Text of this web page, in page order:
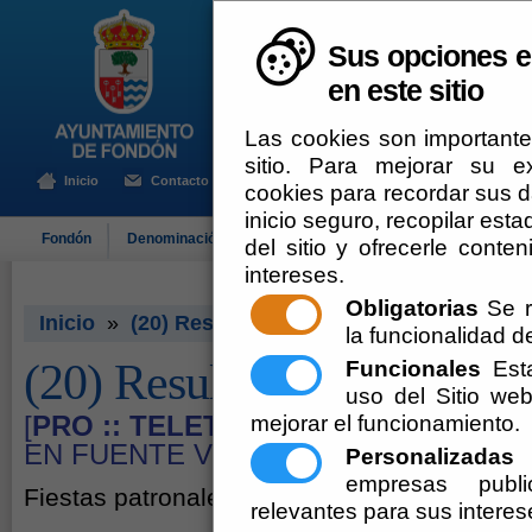
Sus opciones
en este sitio
Las cookies son
sitio. Para mejorar su
cookies para recordar sus
inicio seguro, recopilar
del sitio y ofrecerle
intereses.
Obligatorias Se
la funcionalidad
Funcionales
uso del Sitio
mejorar el funcionamiento.
Personalizadas
empresas
relevantes para sus
Inicio Contacto
Fondón Denominación de Origen El Ayuntamiento Turismo
Inicio » (20) Resultados: Turistas
(20) Resultados: Turistas
[PRO :: TELETIPO] FIESTAS DE SAN
EN FUENTE VICTORIA
Fiestas patronales sábado 4 de octubre de